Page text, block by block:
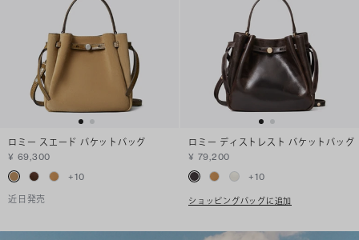
ロミー スエード バケットバッグ
¥ 69,300
+10
近日発売
ロミー ディストレスト バケットバッグ
¥ 79,200
+10
ショッピングバッグに追加